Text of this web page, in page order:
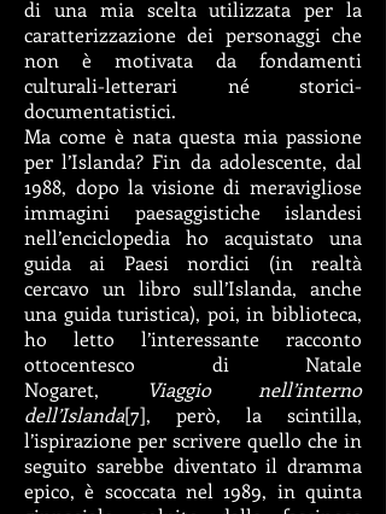
di una mia scelta utilizzata per la
caratterizzazione dei personaggi che
non è motivata da fondamenti
culturali-letterari né storici-
documentatistici.
Ma come è nata questa mia passione
per l’Islanda? Fin da adolescente, dal
1988, dopo la visione di meravigliose
immagini paesaggistiche islandesi
nell’enciclopedia ho acquistato una
guida ai Paesi nordici (in realtà
cercavo un libro sull’Islanda, anche
una guida turistica), poi, in biblioteca,
ho letto l’interessante racconto
ottocentesco di Natale
Nogaret,
Viaggio nell’interno
dell’Islanda[7], però, la scintilla,
l’ispirazione per scrivere quello che in
seguito sarebbe diventato il dramma
epico, è scoccata nel 1989, in quinta